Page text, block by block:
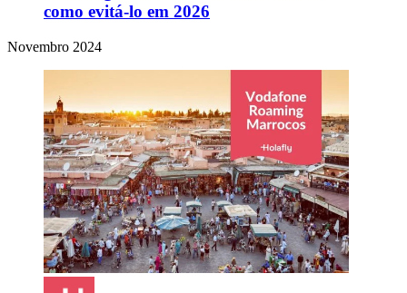
como evitá-lo em 2026
Novembro 2024